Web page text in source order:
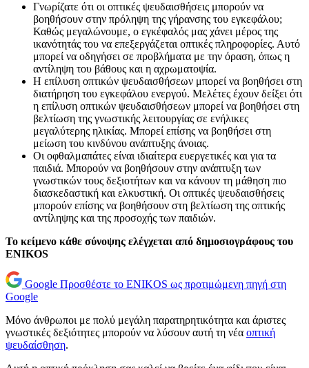
Γνωρίζατε ότι οι οπτικές ψευδαισθήσεις μπορούν να
βοηθήσουν στην πρόληψη της γήρανσης του εγκεφάλου;
Καθώς μεγαλώνουμε, ο εγκέφαλός μας χάνει μέρος της
ικανότητάς του να επεξεργάζεται οπτικές πληροφορίες. Αυτό
μπορεί να οδηγήσει σε προβλήματα με την όραση, όπως η
αντίληψη του βάθους και η αχρωματοψία.
Η επίλυση οπτικών ψευδαισθήσεων μπορεί να βοηθήσει στη
διατήρηση του εγκεφάλου ενεργού. Μελέτες έχουν δείξει ότι
η επίλυση οπτικών ψευδαισθήσεων μπορεί να βοηθήσει στη
βελτίωση της γνωστικής λειτουργίας σε ενήλικες
μεγαλύτερης ηλικίας. Μπορεί επίσης να βοηθήσει στη
μείωση του κινδύνου ανάπτυξης άνοιας.
Οι οφθαλμαπάτες είναι ιδιαίτερα ευεργετικές και για τα
παιδιά. Μπορούν να βοηθήσουν στην ανάπτυξη των
γνωστικών τους δεξιοτήτων και να κάνουν τη μάθηση πιο
διασκεδαστική και ελκυστική. Οι οπτικές ψευδαισθήσεις
μπορούν επίσης να βοηθήσουν στη βελτίωση της οπτικής
αντίληψης και της προσοχής των παιδιών.
Το κείμενο κάθε σύνοψης ελέγχεται από δημοσιογράφους του
ENIKOS
Google Προσθέστε το ENIKOS ως προτιμώμενη πηγή στη
Google
Μόνο άνθρωποι με πολύ μεγάλη παρατηρητικότητα και άριστες
γνωστικές δεξιότητες μπορούν να λύσουν αυτή τη νέα οπτική
ψευδαίσθηση.